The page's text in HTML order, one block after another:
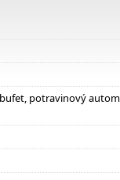
potravinový